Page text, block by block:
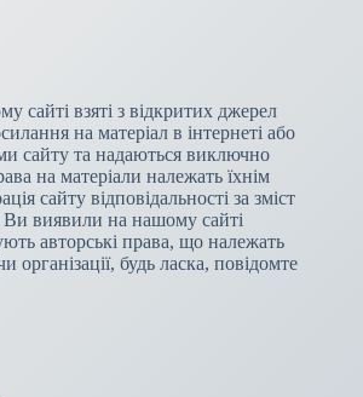
сайті взяті з відкритих джерел
на матеріал в інтернеті або
сайту та надаються виключно
на матеріали належать їхнім
сайту відповідальності за зміст
виявили на нашому сайті
авторські права, що належать
організації, будь ласка, повідомте